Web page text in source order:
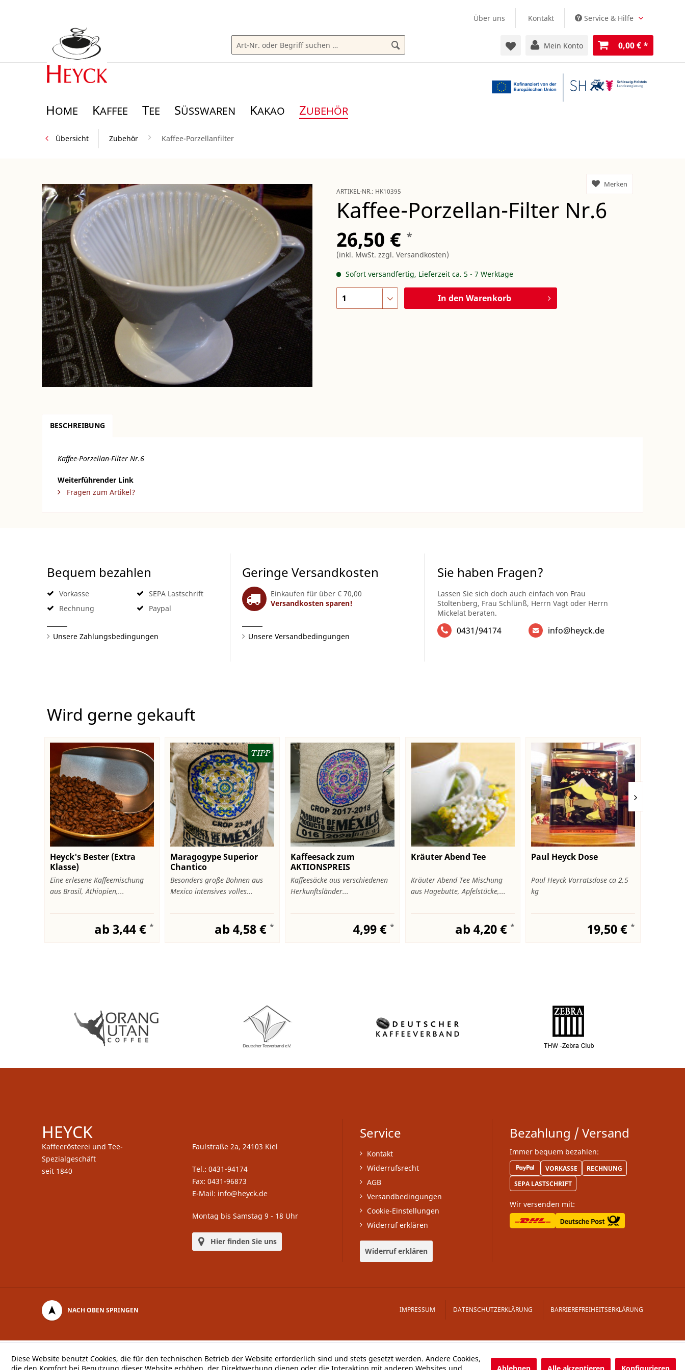
Über uns Kontakt Service & Hilfe
Mein Konto 0,00 € *
HOME KAFFEE TEE SÜSSWAREN KAKAO ZUBEHÖR
Übersicht Zubehör Kaffee-Porzellanfilter
ARTIKEL-NR.: HK10395
Kaffee-Porzellan-Filter Nr.6
26,50 € *
(inkl. MwSt.zzgl. Versandkosten)
Sofort versandfertig, Lieferzeit ca. 5 - 7 Werktage
In den Warenkorb
Merken
BESCHREIBUNG
Kaffee-Porzellan-Filter Nr.6
Weiterführender Link
Fragen zum Artikel?
Bequem bezahlen
Vorkasse
Rechnung
SEPA Lastschrift
Paypal
Unsere Zahlungsbedingungen
Geringe Versandkosten
Einkaufen für über € 70,00
Versandkosten sparen!
Unsere Versandbedingungen
Sie haben Fragen?
Lassen Sie sich doch auch einfach von Frau
Stoltenberg, Frau Schlünß, Herrn Vagt oder Herrn
Mickelat beraten.
0431/94174 info@heyck.de
Wird gerne gekauft
Heyck's Bester (Extra
Klasse)
Eine erlesene Kaffeemischung
aus Brasil, Äthiopien,...
ab 3,44 € *
TIPP
Maragogype Superior
Chantico
Besonders große Bohnen aus
Mexico intensives volles...
ab 4,58 € *
Kaffeesack zum
AKTIONSPREIS
Kaffeesäcke aus verschiedenen
Herkunftsländer...
4,99 € *
Kräuter Abend Tee
Kräuter Abend Tee Mischung
aus Hagebutte, Apfelstücke,...
ab 4,20 € *
Paul Heyck Dose
Paul Heyck Vorratsdose ca 2,5
kg
19,50 € *
HEYCK
Kaffeerösterei und Tee-
Spezialgeschäft
seit 1840
Faulstraße 2a, 24103 Kiel
Tel.: 0431-94174
Fax: 0431-96873
E-Mail: info@heyck.de
Montag bis Samstag 9 - 18 Uhr
Hier finden Sie uns
Service
Kontakt
Widerrufsrecht
AGB
Versandbedingungen
Cookie-Einstellungen
Widerruf erklären
Widerruf erklären
Bezahlung / Versand
Immer bequem bezahlen:
VORKASSE
RECHNUNG
SEPA LASTSCHRIFT
Wir versenden mit:
NACH OBEN SPRINGEN IMPRESSUM DATENSCHUTZERKLÄRUNG BARRIEREFREIHEITSERKLÄRUNG
Diese Website benutzt Cookies, die für den technischen Betrieb der Website erforderlich sind und stets gesetzt werden. Andere Cookies,
Ablehnen Alle akzeptieren Konfigurieren